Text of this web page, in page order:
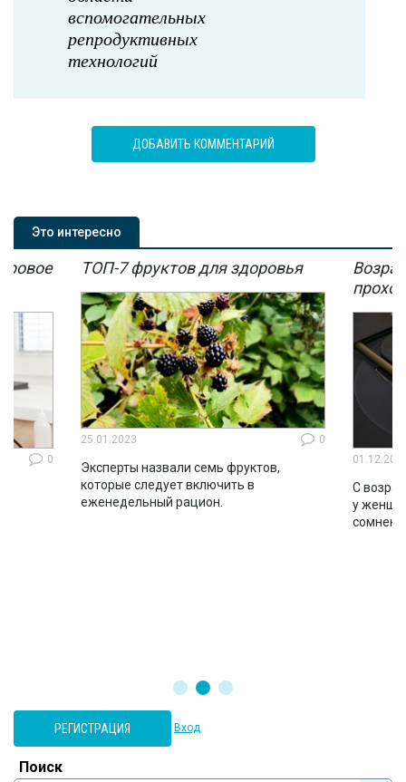
вспомогательных
репродуктивных
технологий
ДОБАВИТЬ КОММЕНТАРИЙ
Это интересно
0
ТОП-7 фруктов для здоровья
25.01.2023 0
Эксперты назвали семь фруктов,
которые следует включить в
еженедельный рацион.
С
у
РЕГИСТРАЦИЯ Вход
Поиск